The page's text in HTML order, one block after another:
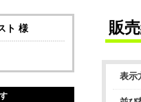
ト 様 販
表示